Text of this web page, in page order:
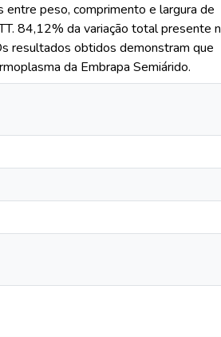
peso, comprimento e largura de
84,12% da variação total presente
resultados obtidos demonstram que
da Embrapa Semiárido.